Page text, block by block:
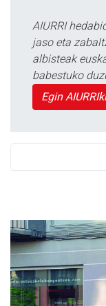
AIURRI
jaso eta
albisteak
babestuko
Egin